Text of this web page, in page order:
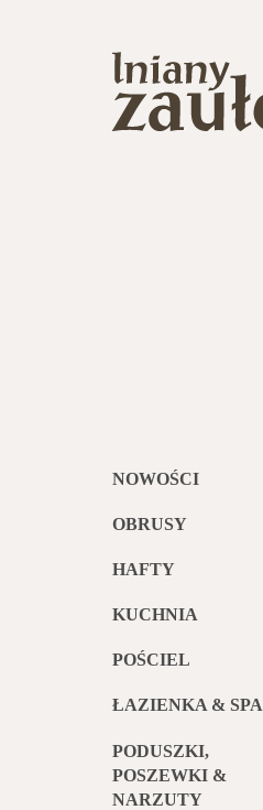
NOWOŚCI
OBRUSY
HAFTY
KUCHNIA
POŚCIEL
ŁAZIENKA & SPA
PODUSZKI,
POSZEWKI &
NARZUTY